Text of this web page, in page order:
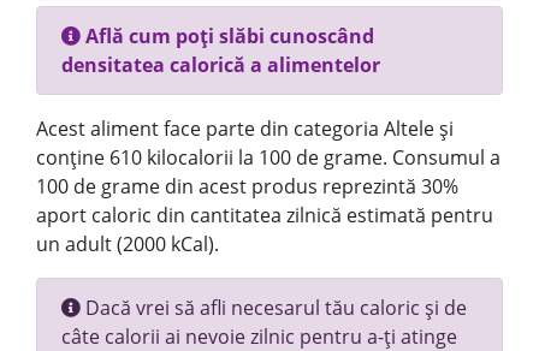
Află cum poți slăbi cunoscând
densitatea calorică a alimentelor
Acest aliment face parte din categoria Altele și
conține 610 kilocalorii la 100 de grame. Consumul a
100 de grame din acest produs reprezintă 30%
aport caloric din cantitatea zilnică estimată pentru
un adult (2000 kCal).
Dacă vrei să afli necesarul tău caloric și de
câte calorii ai nevoie zilnic pentru a-ți atinge